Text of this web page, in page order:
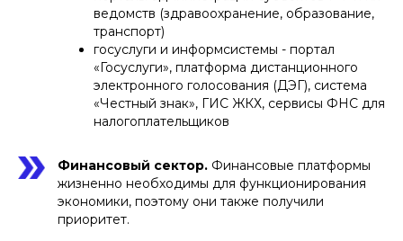
ведомств (здравоохранение, образование,
транспорт)
госуслуги и информсистемы - портал
«Госуслуги», платформа дистанционного
электронного голосования (ДЭГ), система
«Честный знак», ГИС ЖКХ, сервисы ФНС для
налогоплательщиков
Финансовый сектор. Финансовые платформы
жизненно необходимы для функционирования
экономики, поэтому они также получили
приоритет.